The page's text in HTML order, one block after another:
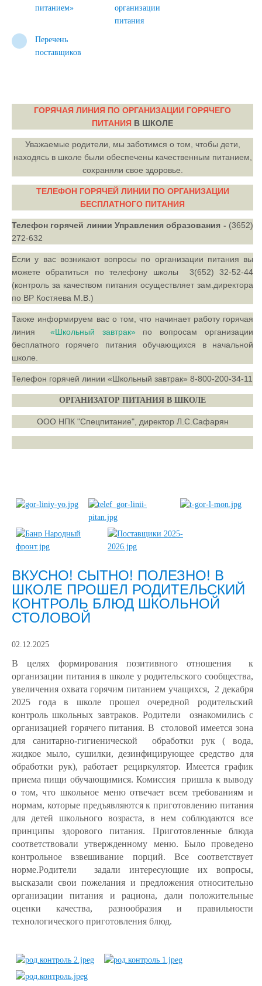
питанием»
организации
питания
Перечень
поставщиков
ГОРЯЧАЯ ЛИНИЯ ПО ОРГАНИЗАЦИИ ГОРЯЧЕГО
ПИТАНИЯ В ШКОЛЕ
Уважаемые родители, мы заботимся о том, чтобы дети,
находясь в школе были обеспечены качественным питанием,
сохраняли свое здоровье.
ТЕЛЕФОН ГОРЯЧЕЙ ЛИНИИ ПО ОРГАНИЗАЦИИ
БЕСПЛАТНОГО ПИТАНИЯ
Телефон горячей линии Управления образования - (3652)
272-632
Если у вас возникают вопросы по организации питания вы
можете обратиться по телефону школы 3(652) 32-52-44
(контроль за качеством питания осуществляет зам.директора
по ВР Костяева М.В.)
Также информируем вас о том, что начинает работу горячая
линия «Школьный завтрак»по вопросам организации
бесплатного горячего питания обучающихся в начальной
школе.
Телефон горячей линии «Школьный завтрак» 8-800-200-34-11
ОРГАНИЗАТОР ПИТАНИЯ В ШКОЛЕ
ООО НПК "Спецпитание", директор Л.С.Сафарян
ВКУСНО! СЫТНО! ПОЛЕЗНО! В
ШКОЛЕ ПРОШЕЛ РОДИТЕЛЬСКИЙ
КОНТРОЛЬ БЛЮД ШКОЛЬНОЙ
СТОЛОВОЙ
02.12.2025
В целях формирования позитивного отношения к
организации питания в школе у родительского сообщества,
увеличения охвата горячим питанием учащихся, 2 декабря
2025 года в школе прошел очередной родительский
контроль школьных завтраков. Родители ознакомились с
организацией горячего питания. В столовой имеется зона
для санитарно-гигиенической обработки рук ( вода,
жидкое мыло, сушилки, дезинфицирующее средство для
обработки рук), работает рециркулятор. Имеется график
приема пищи обучающимися. Комиссия пришла к выводу
о том, что школьное меню отвечает всем требованиям и
нормам, которые предъявляются к приготовлению питания
для детей школьного возраста, в нем соблюдаются все
принципы здорового питания. Приготовленные блюда
соответствовали утвержденному меню. Было проведено
контрольное взвешивание порций. Все соответствует
норме.Родители задали интересующие их вопросы,
высказали свои пожелания и предложения относительно
организации питания и рациона, дали положительные
оценки качества, разнообразия и правильности
технологического приготовления блюд.